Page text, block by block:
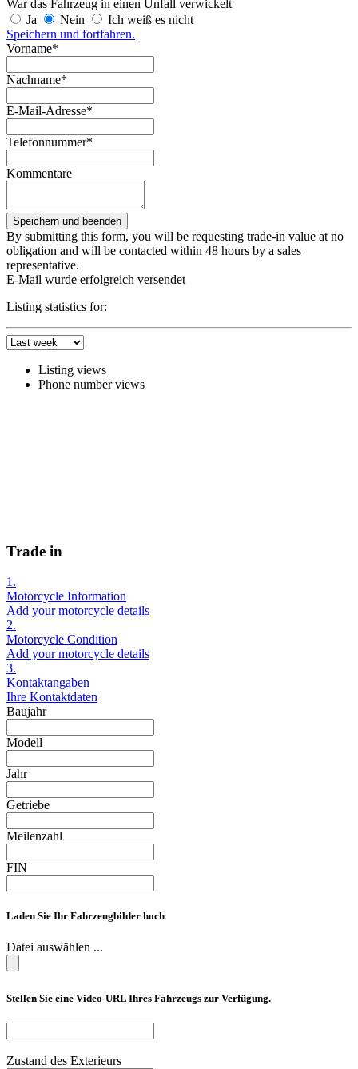
War das Fahrzeug in einen Unfall verwickelt
Ja
Nein
Ich weiß es nicht
Speichern und fortfahren.
Vorname*
Nachname*
E-Mail-Adresse*
Telefonnummer*
Kommentare
By submitting this form, you will be requesting trade-in value at no
obligation and will be contacted within 48 hours by a sales
representative.
E-Mail wurde erfolgreich versendet
Listing statistics for:
Listing views
Phone number views
Trade in
1.
Motorcycle Information
Add your motorcycle details
2.
Motorcycle Condition
Add your motorcycle details
3.
Kontaktangaben
Ihre Kontaktdaten
Baujahr
Modell
Jahr
Getriebe
Meilenzahl
FIN
Laden Sie Ihr Fahrzeugbilder hoch
Datei auswählen ...
Stellen Sie eine Video-URL Ihres Fahrzeugs zur Verfügung.
Zustand des Exterieurs